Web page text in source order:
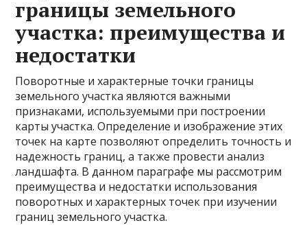
границы земельного
участка: преимущества и
недостатки
Поворотные и характерные точки границы
земельного участка являются важными
признаками, используемыми при построении
карты участка. Определение и изображение этих
точек на карте позволяют определить точность и
надежность границ, а также провести анализ
ландшафта. В данном параграфе мы рассмотрим
преимущества и недостатки использования
поворотных и характерных точек при изучении
границ земельного участка.